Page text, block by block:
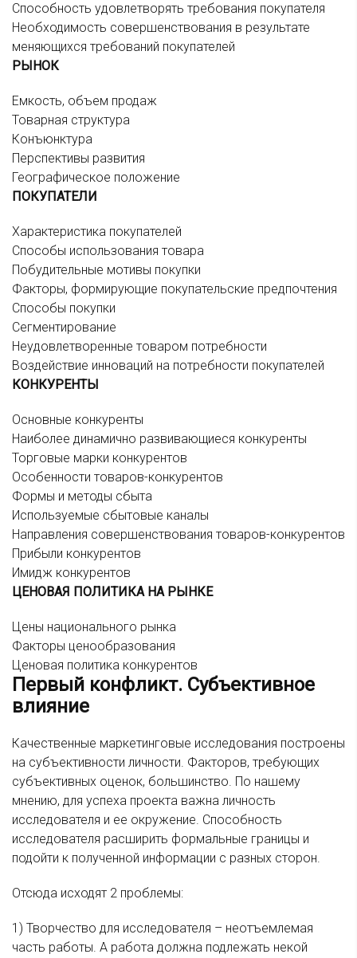
Способность удовлетворять требования покупателя
Необходимость совершенствования в результате
меняющихся требований покупателей
РЫНОК
Емкость, объем продаж
Товарная структура
Конъюнктура
Перспективы развития
Географическое положение
ПОКУПАТЕЛИ
Характеристика покупателей
Способы использования товара
Побудительные мотивы покупки
Факторы, формирующие покупательские предпочтения
Способы покупки
Сегментирование
Неудовлетворенные товаром потребности
Воздействие инноваций на потребности покупателей
КОНКУРЕНТЫ
Основные конкуренты
Наиболее динамично развивающиеся конкуренты
Торговые марки конкурентов
Особенности товаров-конкурентов
Формы и методы сбыта
Используемые сбытовые каналы
Направления совершенствования товаров-конкурентов
Прибыли конкурентов
Имидж конкурентов
ЦЕНОВАЯ ПОЛИТИКА НА РЫНКЕ
Цены национального рынка
Факторы ценообразования
Ценовая политика конкурентов
Первый конфликт. Субъективное
влияние
Качественные маркетинговые исследования построены
на субъективности личности. Факторов, требующих
субъективных оценок, большинство. По нашему
мнению, для успеха проекта важна личность
исследователя и ее окружение. Способность
исследователя расширить формальные границы и
подойти к полученной информации с разных сторон.
Отсюда исходят 2 проблемы:
1) Творчество для исследователя – неотъемлемая
часть работы. А работа должна подлежать некой